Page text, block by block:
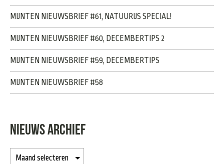
MIJNTEN NIEUWSBRIEF #61, NATUURIJS SPECIAL!
MIJNTEN NIEUWSBRIEF #60, DECEMBERTIPS 2
MIJNTEN NIEUWSBRIEF #59, DECEMBERTIPS
MIJNTEN NIEUWSBRIEF #58
NIEUWS ARCHIEF